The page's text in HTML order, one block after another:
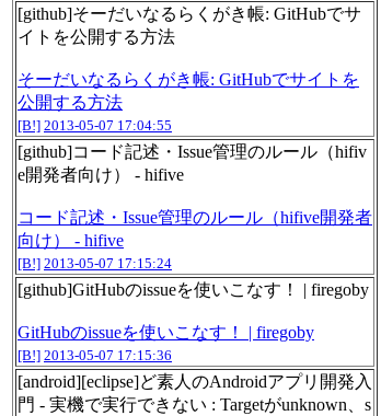
[github]そーだいなるらくがき帳: GitHubでサ
イトを公開する方法
そーだいなるらくがき帳: GitHubでサイトを
公開する方法
[B!] 2013-05-07 17:04:55
[github]コード記述・Issue管理のルール（hifiv
e開発者向け） - hifive
コード記述・Issue管理のルール（hifive開発者
向け） - hifive
[B!] 2013-05-07 17:15:24
[github]GitHubのissueを使いこなす！ | firegoby
GitHubのissueを使いこなす！ | firegoby
[B!] 2013-05-07 17:15:36
[android][eclipse]ど素人のAndroidアプリ開発入
門 - 実機で実行できない : Targetがunknown、s